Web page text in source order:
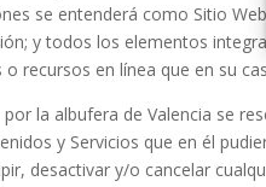
se entenderá como Sitio
y todos los elementos
o recursos en línea que en su
la albufera de Valencia se
y Servicios que en él
desactivar y/o cancelar